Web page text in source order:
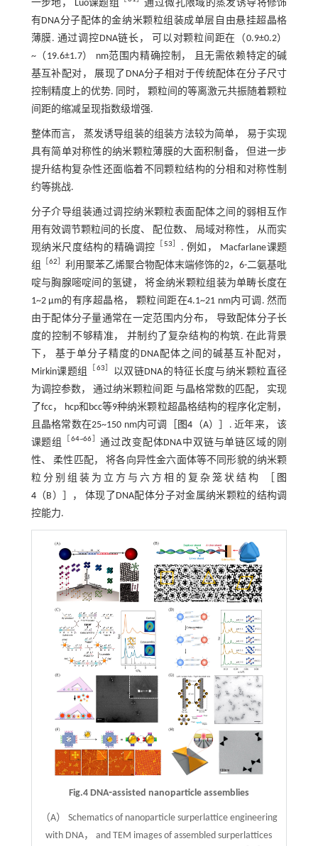
一步地， Luo课题组
通过微孔限域的蒸发诱导将修饰
有DNA分子配体的金纳米颗粒组装成单层自由悬挂超晶格
薄膜. 通过调控DNA链长， 可以对颗粒间距在（0.9±0.2）
~（19.6±1.7） nm范围内精确控制， 且无需依赖特定的碱
基互补配对， 展现了DNA分子相对于传统配体在分子尺寸
控制精度上的优势. 同时， 颗粒间的等离激元共振随着颗粒
间距的缩减呈现指数级增强.
整体而言， 蒸发诱导组装的组装方法较为简单， 易于实现
具有简单对称性的纳米颗粒薄膜的大面积制备， 但进一步
提升结构复杂性还面临着不同颗粒结构的分相和对称性制
约等挑战.
分子介导组装通过调控纳米颗粒表面配体之间的弱相互作
用有效调节颗粒间的长度、 配位数、 局域对称性， 从而实
现纳米尺度结构的精确调控
［53］ . 例如， Macfarlane课题
组
［62］ 利用聚苯乙烯聚合物配体末端修饰的2，6-二氨基吡
啶与胸腺嘧啶间的氢键， 将金纳米颗粒组装为单畴长度在
1~2 μm的有序超晶格， 颗粒间距在4.1~21 nm内可调. 然而
由于配体分子量通常在一定范围内分布， 导致配体分子长
度的控制不够精准， 并制约了复杂结构的构筑. 在此背景
下， 基于单分子精度的DNA配体之间的碱基互补配对，
Mirkin课题组
［63］
以双链DNA的特征长度与纳米颗粒直径
为调控参数， 通过纳米颗粒间距 与晶格常数的匹配， 实现
了fcc， hcp和bcc等9种纳米颗粒超晶格结构的程序化定制，
且晶格常数在25~150 nm内可调［
图4 （A）］. 近年来， 该
课题组
［64~66］通过改变配体DNA中双链与单链区域的刚
性、 柔性匹配， 将各向异性金六面体等不同形貌的纳米颗
粒分别组装为立方与六方相的复杂笼状结构 ［
图
4（B）］， 体现了DNA配体分子对金属纳米颗粒的结构调
控能力.
Fig.4 DNA⁃assisted nanoparticle assemblies
（A） Schematics of nanoparticle surperlattice engineering
with DNA， and TEM images of assembled surperlattices